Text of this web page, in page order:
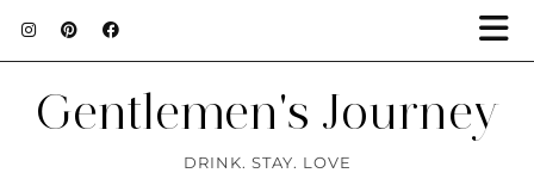
Gentlemen's Journey
DRINK. STAY. LOVE